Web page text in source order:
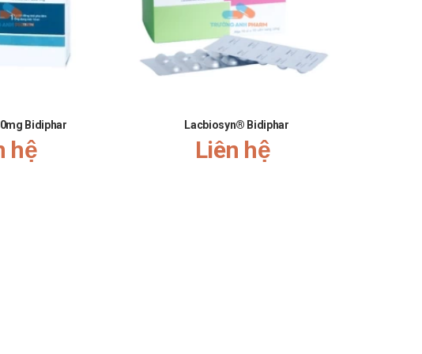
liều điều trị. Glycosid digitalis: Tăng khả năng loạn nhịp tim hoặc độc
dụng điều trị của chúng. Dùng đồng thời Corticosteroid với các
trầm trọng của loét đường tiêu hóa. Corticosteroid có thể làm tăng
Flucytosin với các loài Candida albicans.
thuốc có thể hấp thu toàn thân sau khi sử dụng tại chỗ trên vùng
B. Ức chế hoạt tính của d-galactosidase, vì vậy
Bidiphar
hệ
Lacbiosyn® Bidiphar
Liên hệ